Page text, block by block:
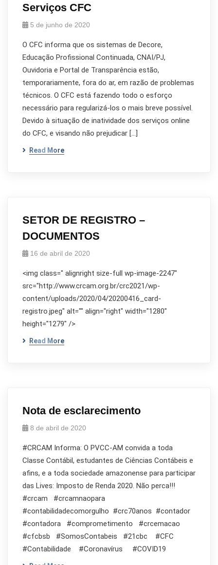
Serviços CFC
5 de junho de 2020
O CFC informa que os sistemas de Decore,
Educação Profissional Continuada, CNAI/PJ,
Ouvidoria e Portal de Transparência estão,
temporariamente, fora do ar, em razão de problemas
técnicos. O CFC está fazendo todo o esforço
necessário para regularizá-los o mais breve possível.
Devido à situação de inatividade dos serviços online
do CFC, e visando não prejudicar […]
Read More
SETOR DE REGISTRO –
DOCUMENTOS
16 de abril de 2020
<img class=" alignright size-full wp-image-2247"
src="http://www.crcam.org.br/crc2021/wp-
content/uploads/2020/04/20200416_card-
registro.jpeg" alt="" align="right" width="1280"
height="1279" />
Read More
Nota de esclarecimento
8 de abril de 2020
#CRCAM Informa: O PVCC-AM convida a toda
Classe Contábil, estudantes de Ciências Contábeis e
afins, e a toda sociedade amazonense para participar
das Lives: Imposto de Renda 2020. Não perca!!!
#crcam #crcamnaopara
#contabilidadecomorgulho #crc70anos #contador
#contadora #comprometimento #crcemacao
#cfcbsb #SomosContabeis #21cbc #CFC
#Contabilidade #Coronavírus #COVID19